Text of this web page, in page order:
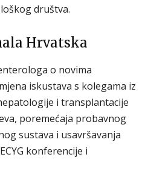
društva.
Hrvatska
o novima
iskustava s kolegama iz
i transplantacije
poremećaja probavnog
sustava i usavršavanja
konferencije i